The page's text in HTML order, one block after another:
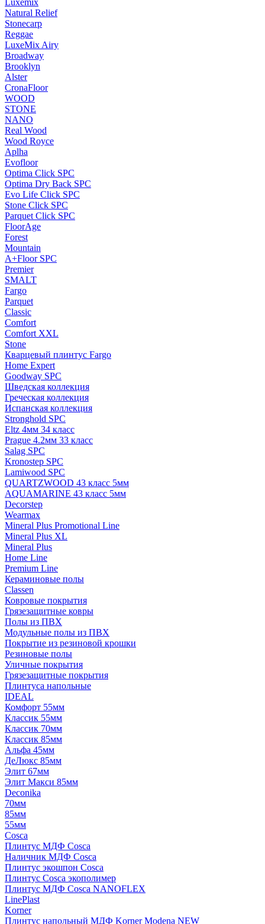
Luxemix
Natural Relief
Stonecarp
Reggae
LuxeMix Airy
Broadway
Brooklyn
Alster
CronaFloor
WOOD
STONE
NANO
Real Wood
Wood Royce
Aplha
Evofloor
Optima Click SPC
Optima Dry Back SPC
Evo Life Click SPC
Stone Click SPC
Parquet Click SPC
FloorAge
Forest
Mountain
A+Floor SPC
Premier
SMALT
Fargo
Parquet
Classic
Comfort
Comfort XXL
Stone
Кварцевый плинтус Fargo
Home Expert
Goodway SPC
Шведская коллекция
Греческая коллекция
Испанская коллекция
Stronghold SPC
Eltz 4мм 34 класс
Prague 4.2мм 33 класс
Salag SPC
Kronostep SPC
Lamiwood SPC
QUARTZWOOD 43 класс 5мм
AQUAMARINE 43 класс 5мм
Decorstep
Wearmax
Mineral Plus Promotional Line
Mineral Plus XL
Mineral Plus
Home Line
Premium Line
Кераминовые полы
Classen
Ковровые покрытия
Грязезащитные ковры
Полы из ПВХ
Модульные полы из ПВХ
Покрытие из резиновой крошки
Резиновые полы
Уличные покрытия
Грязезащитные покрытия
Плинтуса напольные
IDEAL
Комфорт 55мм
Классик 55мм
Классик 70мм
Классик 85мм
Альфа 45мм
ДеЛюкс 85мм
Элит 67мм
Элит Макси 85мм
Deconika
70мм
85мм
55мм
Cosca
Плинтус МДФ Cosca
Наличник МДФ Cosca
Плинтус экошпон Cosca
Плинтус Cosca экополимер
Плинтус МДФ Cosca NANOFLEX
LinePlast
Korner
Плинтус напольный МДФ Korner Modena NEW